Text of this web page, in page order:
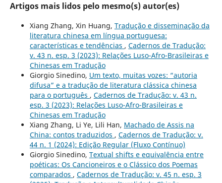
Artigos mais lidos pelo mesmo(s) autor(es)
Xiang Zhang, Xin Huang, Tradução e disseminação da
literatura chinesa em língua portuguesa:
características e tendências , Cadernos de Tradução:
v. 43 n. esp. 3 (2023): Relações Luso-Afro-Brasileiras e
Chinesas em Tradução
Giorgio Sinedino, Um texto, muitas vozes: “autoria
difusa” e a tradução de literatura clássica chinesa
para o português , Cadernos de Tradução: v. 43 n.
esp. 3 (2023): Relações Luso-Afro-Brasileiras e
Chinesas em Tradução
Xiang Zhang, Li Ye, Lili Han, Machado de Assis na
China: contos traduzidos , Cadernos de Tradução: v.
44 n. 1 (2024): Edição Regular (Fluxo Contínuo)
Giorgio Sinedino, Textual shifts e equivalência entre
poéticas: Os Cancioneiros e o Clássico dos Poemas
comparados , Cadernos de Tradução: v. 45 n. esp. 3